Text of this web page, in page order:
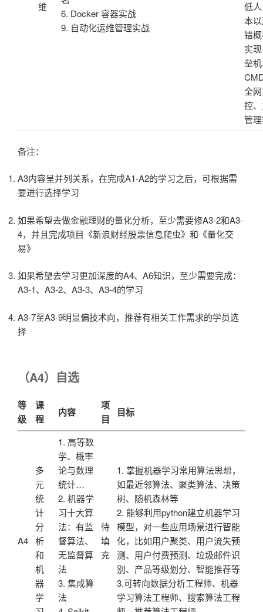
维
6. Docker 容器实战
9. 自动化运维管理实战
低
本
错
实
垒
全
控
管
备注：
A3内容呈并列关系，在完成A1-A2的学习之后，可根据需
要进行选择学习
如果希望去做金融理财的量化分析，至少需要修A3-2和A3-
4，并且完成项目《新浪财经股票信息爬虫》和《量化交
易》
如果希望去学习更加深度的A4、A6知识，至少需要完成：
A3-1、A3-2、A3-3、A3-4的学习
A3-7至A3-9明显偏技术向，推荐有相关工作需求的学员选
择
（A4）自选
等
级
课
程
内容
项
目
目标
A4
多
元
统
计
分
析
和
机
器
学
1. 高等数
学、概率
论与数理
统计…
2. 机器学
习十大算
法：有监
督算法、
无监督算
法
3. 集成算
法
待
填
充
1. 掌握机器学习常用算法思想，
如最近邻算法、聚类算法、决策
树、随机森林等
2. 能够利用python建立机器学习
模型，对一些应用场景进行智能
化，比如用户聚类、用户流失预
测、用户付费预测、垃圾邮件识
别、产品等级划分、智能推荐等
3.可转向数据分析工程师、机器
学习算法工程师、搜索算法工程